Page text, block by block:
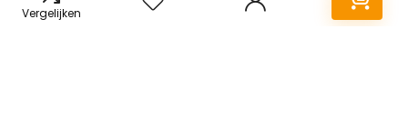
Vergelijken
Contact